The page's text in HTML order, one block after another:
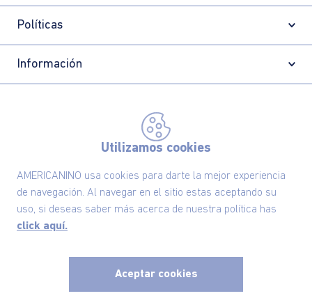
Utilizamos cookies
AMERICANINO usa cookies para darte la mejor experiencia
de navegación. Al navegar en el sitio estas aceptando su
uso, si deseas saber más acerca de nuestra política has
click aquí.
Aceptar cookies
Políticas
Información
Comodin S.A.S | NIT: 800.069.933-6©2025 Americanino, todos los derechos reservados